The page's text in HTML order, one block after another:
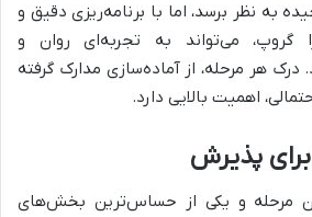
به نظر برسد، اما با برنامه‌ریزی دقیق و
گروپ، می‌تواند به تجربه‌ای روان و
هر مرحله، از آماده‌سازی مدارک گرفته
اهمیت بالایی دارد.
برای پذیرش
مرحله و یکی از حساس‌ترین بخش‌های